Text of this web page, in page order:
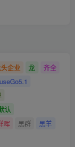
企业 龙
齐全
认
晖 黑群
黑羊